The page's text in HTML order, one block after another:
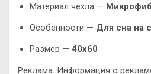
Материал чехла —
Особенности — Для сна на
Размер — 40х60
Реклама. Информация о